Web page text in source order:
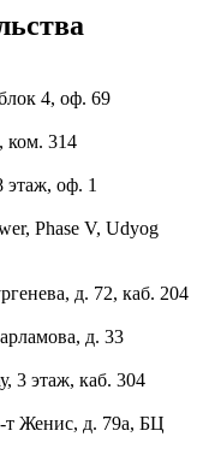
4, оф. 69
ком. 314
этаж, оф. 1
Phase V, Udyog
д. 72, каб. 204
д. 33
3 этаж, каб. 304
т Женис, д. 79а, БЦ